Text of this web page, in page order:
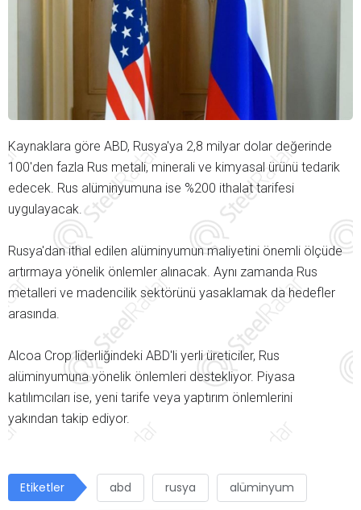
Kaynaklara göre ABD, Rusya'ya 2,8 milyar dolar değerinde
100'den fazla Rus metali, minerali ve kimyasal ürünü tedarik
edecek. Rus alüminyumuna ise %200 ithalat tarifesi
uygulayacak.
Rusya'dan ithal edilen alüminyumun maliyetini önemli ölçüde
artırmaya yönelik önlemler alınacak. Aynı zamanda Rus
metalleri ve madencilik sektörünü yasaklamak da hedefler
arasında.
Alcoa Crop liderliğindeki ABD'li yerli üreticiler, Rus
alüminyumuna yönelik önlemleri destekliyor. Piyasa
katılımcıları ise, yeni tarife veya yaptırım önlemlerini
yakından takip ediyor.
Etiketler abd rusya alüminyum